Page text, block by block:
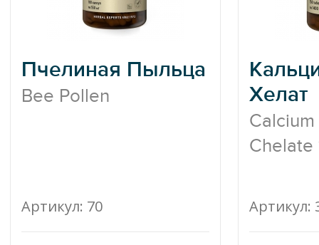
Пчелиная Пыльца
Bee Pollen
Артикул: 70
Хелат
Chelate
Артикул: